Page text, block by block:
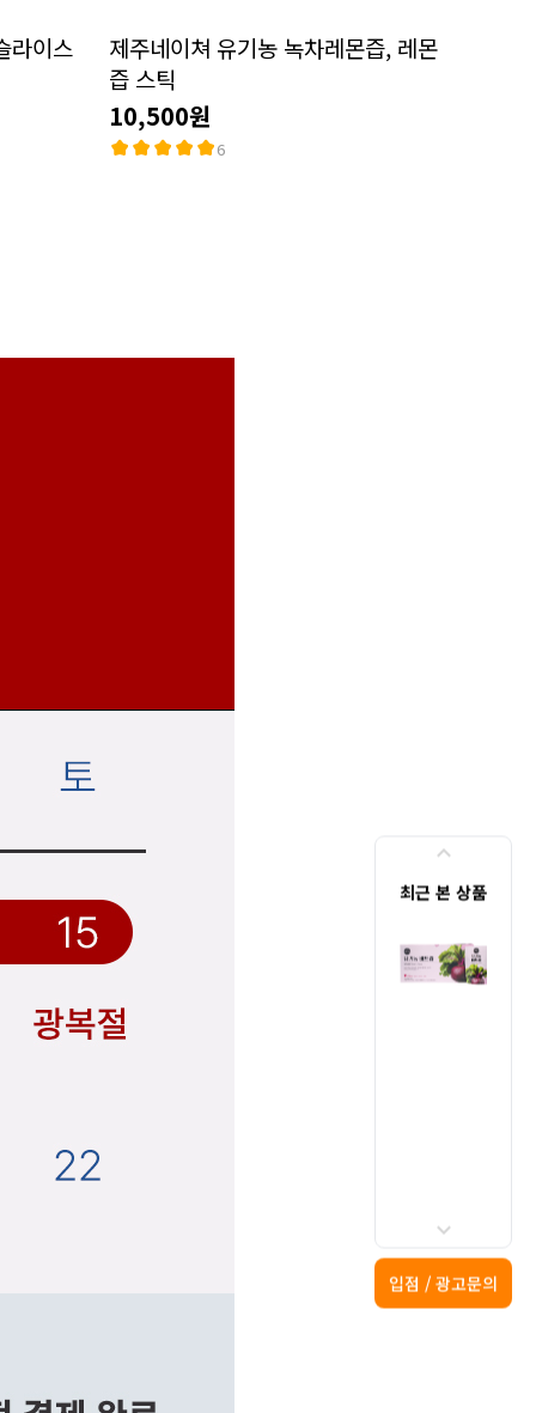
라이스
제주네이쳐 유기농 녹차레몬즙, 레몬
즙 스틱
10,500원
6
최근 본 상품
입점 / 광고문의